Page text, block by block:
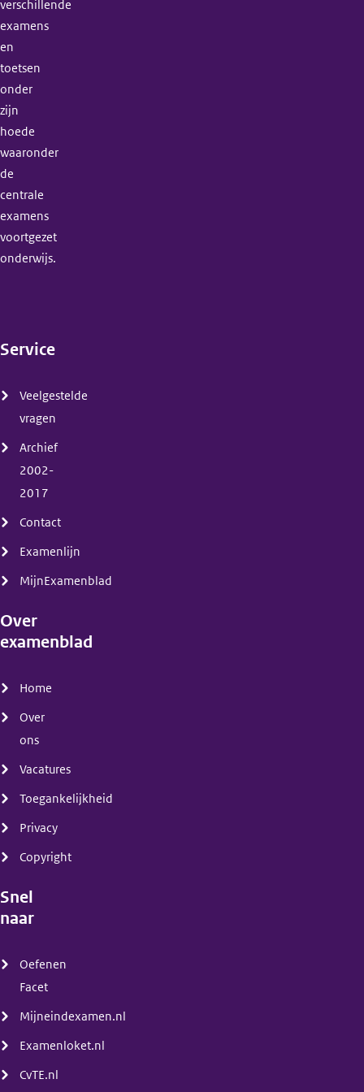
verschillende
examens
en
toetsen
onder
zijn
hoede
waaronder
de
centrale
examens
voortgezet
onderwijs.
Service
Veelgestelde
vragen
Archief
2002-
2017
Contact
Examenlijn
MijnExamenblad
Over
examenblad
Home
Over
ons
Vacatures
Toegankelijkheid
Privacy
Copyright
Snel
naar
Oefenen
Facet
Mijneindexamen.nl
Examenloket.nl
CvTE.nl